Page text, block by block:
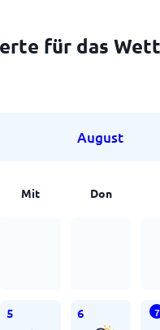
für das
August
Mit Don
5 6 7